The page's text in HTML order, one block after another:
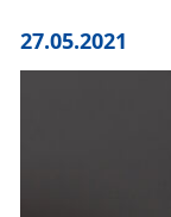
27.05.2021